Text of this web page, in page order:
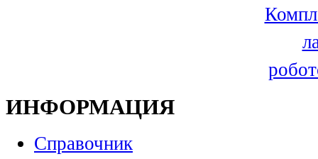
ИНФОРМАЦИЯ
Справочник